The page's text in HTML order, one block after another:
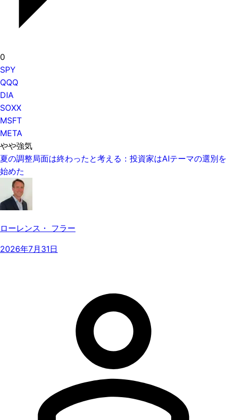
0
SPY
QQQ
DIA
SOXX
MSFT
META
やや強気
夏の調整局面は終わったと考える：投資家はAIテーマの選別を
始めた
ローレンス・ フラー
2026年7月31日